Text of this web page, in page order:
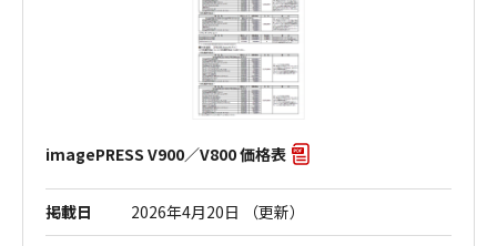
imagePRESS V900／V800 価格表
掲載日 2026年4月20日 （更新）